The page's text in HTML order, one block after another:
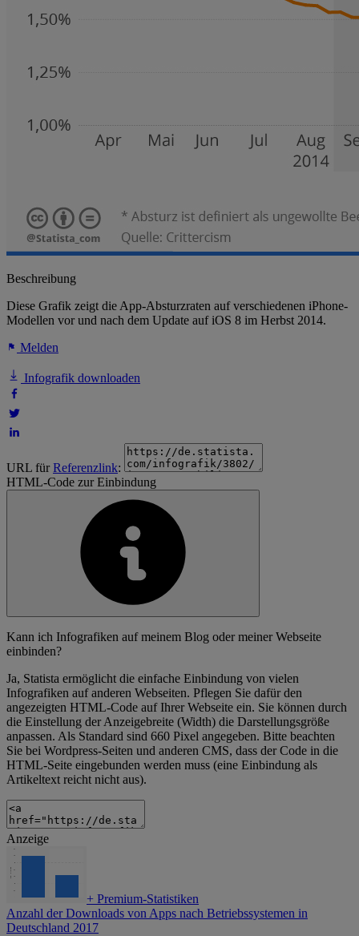
Beschreibung
Diese Grafik zeigt die App-Absturzraten auf verschiedenen iPhone-
Modellen vor und nach dem Update auf iOS 8 im Herbst 2014.
Melden
Infografik downloaden
URL fürReferenzlink:
HTML-Code zur Einbindung
Kann ich Infografiken auf meinem Blog oder meiner Webseite
einbinden?
Ja, Statista ermöglicht die einfache Einbindung von vielen
Infografiken auf anderen Webseiten. Pflegen Sie dafür den
angezeigten HTML-Code auf Ihrer Webseite ein. Sie können durch
die Einstellung der Anzeigebreite (Width) die Darstellungsgröße
anpassen. Als Standard sind 660 Pixel angegeben. Bitte beachten
Sie bei Wordpress-Seiten und anderen CMS, dass der Code in die
HTML-Seite eingebunden werden muss (eine Einbindung als
Artikeltext reicht nicht aus).
Anzeige
+ Premium-Statistiken
Anzahl der Downloads von Apps nach Betriebssystemen in
Deutschland 2017